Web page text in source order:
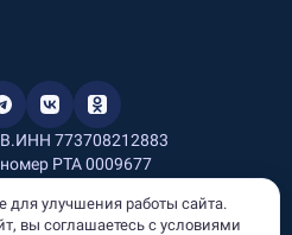
ИНН 773708212883
РТА 0009677
сайте, носит информационный
улучшения работы сайта.
вы соглашаетесь с условиями